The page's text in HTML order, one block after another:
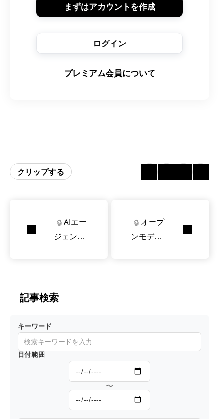
まずはアカウントを作成
ログイン
プレミアム会員について
クリップする
🔒 AIエー
ジェント
分かっ
た、スタ
い
🔒 オープ
ンモデル
んな作り
ている？
記事検索
キーワード
日付範囲
〜